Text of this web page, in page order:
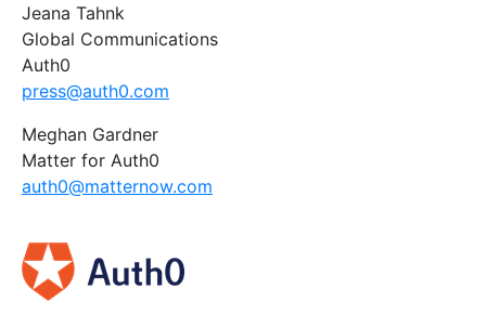
Jeana Tahnk
Global Communications
Auth0
press@auth0.com
Meghan Gardner
Matter for Auth0
auth0@matternow.com